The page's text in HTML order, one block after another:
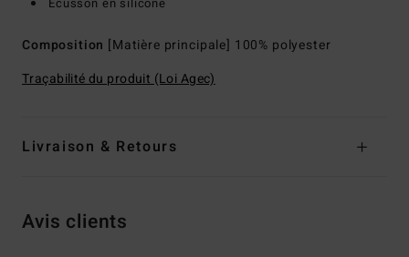
Écusson en silicone
Composition [Matière principale] 100% polyester
Traçabilité du produit (Loi Agec)
Livraison & Retours
Avis clients